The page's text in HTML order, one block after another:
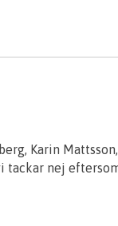
Karin
nej